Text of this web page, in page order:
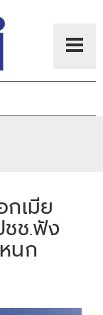
กเมีย
ชช.ฟัง
นก